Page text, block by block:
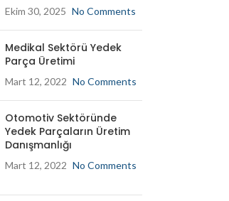
Ekim 30, 2025 No Comments
Medikal Sektörü Yedek
Parça Üretimi
Mart 12, 2022 No Comments
Otomotiv Sektöründe
Yedek Parçaların Üretim
Danışmanlığı
Mart 12, 2022 No Comments